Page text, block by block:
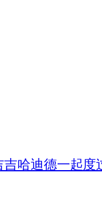
哈迪德一起度